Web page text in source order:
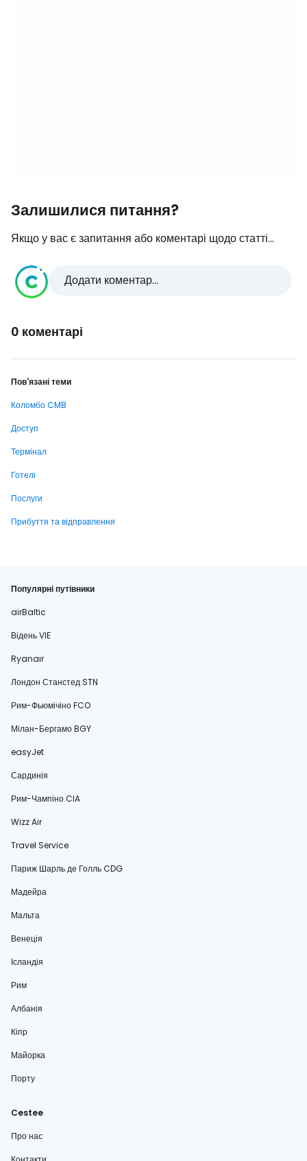
Залишилися питання?
Якщо у вас є запитання або коментарі щодо статті...
Додати коментар...
0 коментарі
Пов'язані теми
Коломбо CMB
Доступ
Термінал
Готелі
Послуги
Прибуття та відправлення
Популярні путівники
airBaltic
Відень VIE
Ryanair
Лондон Станстед STN
Рим-Фьюмічіно FCO
Мілан-Бергамо BGY
easyJet
Сардинія
Рим-Чампіно CIA
Wizz Air
Travel Service
Париж Шарль де Голль CDG
Мадейра
Мальта
Венеція
Ісландія
Рим
Албанія
Кіпр
Майорка
Порту
Cestee
Про нас